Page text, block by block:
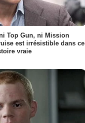
Top Gun, ni Mission
est irrésistible dans ce
vraie